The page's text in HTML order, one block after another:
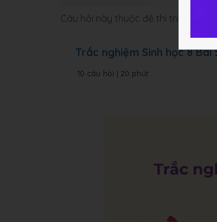
Câu hỏi này thuộc đề thi trắc
Trắc nghiệm Sinh học 8
10 câu hỏi | 20 phút